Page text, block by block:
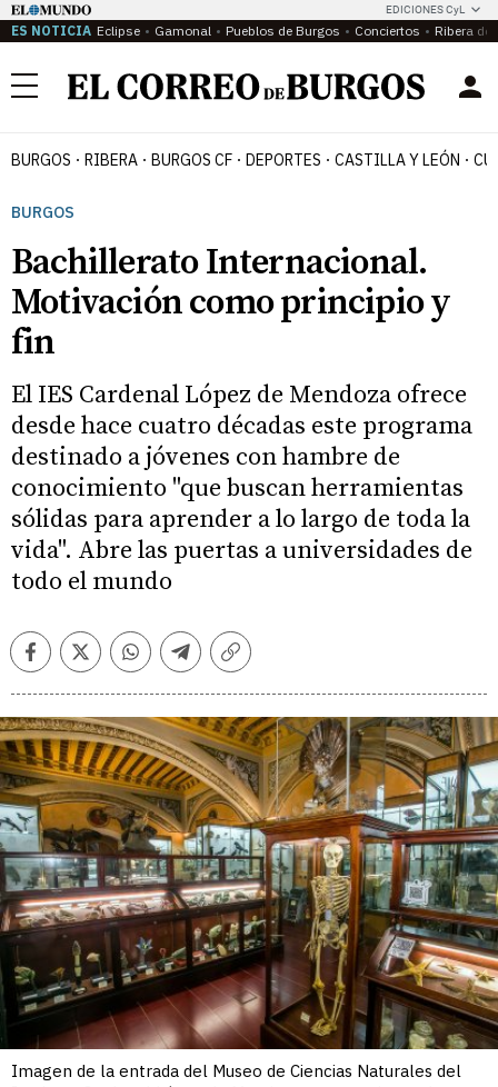
EDICIONES CyL
ES NOTICIA Eclipse Gamonal Pueblos de Burgos Conciertos Ribera del
Menú
BURGOS RIBERA BURGOS CF DEPORTES CASTILLA Y LEÓN
BURGOS
Bachillerato Internacional.
Motivación como principio y
fin
El IES Cardenal López de Mendoza ofrece
desde hace cuatro décadas este programa
destinado a jóvenes con hambre de
conocimiento "que buscan herramientas
sólidas para aprender a lo largo de toda la
vida". Abre las puertas a universidades de
todo el mundo
FacebookTwitterWhatsappTelegramCopiar
Imagen de la entrada del Museo de Ciencias Naturales del